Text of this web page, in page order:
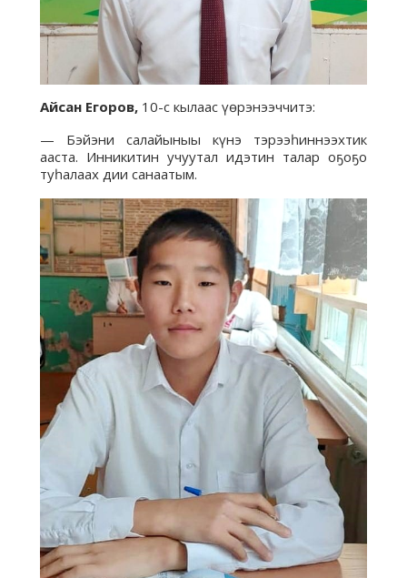
Айсан Егоров, 10-с кылаас үөрэнээччитэ:
— Бэйэни салайыныы күнэ тэрээһиннээхтик
ааста. Инникитин учуутал идэтин талар оҕоҕо
туһалаах дии санаатым.